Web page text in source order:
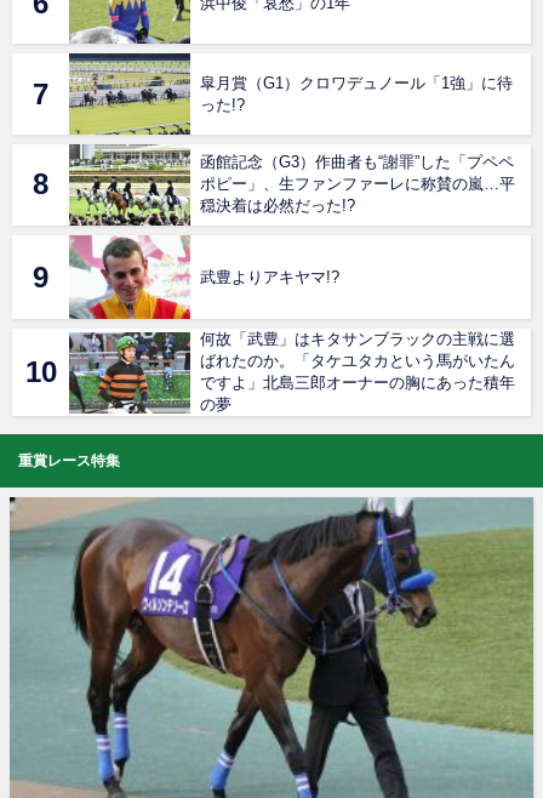
皐月賞（G1）クロワデュノール「1強」に待
った!?
函館記念（G3）作曲者も“謝罪”した「プペペ
ポピー」、生ファンファーレに称賛の嵐…平
穏決着は必然だった!?
武豊よりアキヤマ!?
何故「武豊」はキタサンブラックの主戦に選
ばれたのか。「タケユタカという馬がいたん
ですよ」北島三郎オーナーの胸にあった積年
の夢
重賞レース特集